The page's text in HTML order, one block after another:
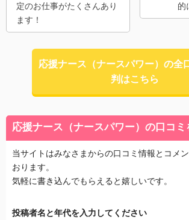
定のお仕事がたくさんあり
ます！
的
応援ナース（ナースパワー）の全
判はこちら
応援ナース（ナースパワー）の口コミ
当サイトはみなさまからの口コミ情報とコメ
おります。
気軽に書き込んでもらえると嬉しいです。
投稿者名と年代を入力してください